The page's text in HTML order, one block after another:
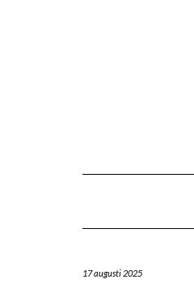
17 augusti 2025